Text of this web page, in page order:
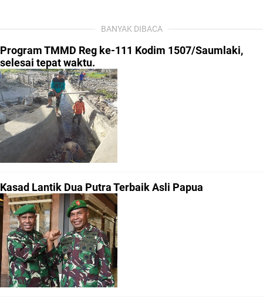
BANYAK DIBACA
Program TMMD Reg ke-111 Kodim 1507/Saumlaki,
selesai tepat waktu.
Kasad Lantik Dua Putra Terbaik Asli Papua